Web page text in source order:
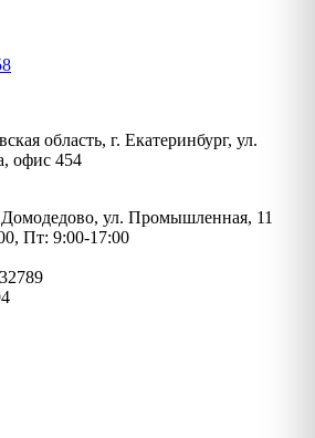
область, г. Екатеринбург, ул.
офис 454
ул. Промышленная, 11
Пт: 9:00-17:00